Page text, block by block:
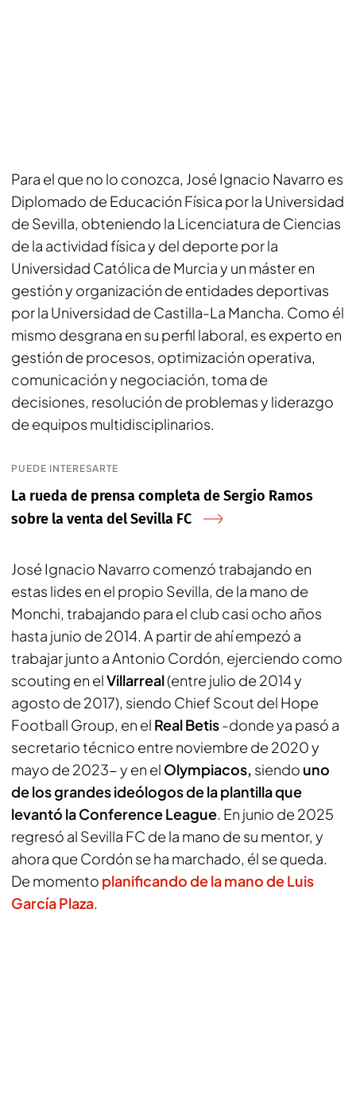
Para el que no lo conozca, José Ignacio Navarro es
Diplomado de Educación Física por la Universidad
de Sevilla, obteniendo la Licenciatura de Ciencias
de la actividad física y del deporte por la
Universidad Católica de Murcia y un máster en
gestión y organización de entidades deportivas
por la Universidad de Castilla-La Mancha. Como él
mismo desgrana en su perfil laboral, es experto en
gestión de procesos, optimización operativa,
comunicación y negociación, toma de
decisiones, resolución de problemas y liderazgo
de equipos multidisciplinarios.
PUEDE INTERESARTE
La rueda de prensa completa de Sergio Ramos
sobre la venta del Sevilla FC
José Ignacio Navarro comenzó trabajando en
estas lides en el propio Sevilla, de la mano de
Monchi, trabajando para el club casi ocho años
hasta junio de 2014. A partir de ahí empezó a
trabajar junto a Antonio Cordón, ejerciendo como
scouting en elVillarreal(entre julio de 2014 y
agosto de 2017), siendo Chief Scout del Hope
Football Group, en el Real Betis-donde ya pasó a
secretario técnico entre noviembre de 2020 y
mayo de 2023- y en el Olympiacos, siendo uno
de los grandes ideólogos de la plantilla que
levantó la Conference League. En junio de 2025
regresó al Sevilla FC de la mano de su mentor, y
ahora que Cordón se ha marchado, él se queda.
De momento planificando de la mano de Luis
García Plaza.